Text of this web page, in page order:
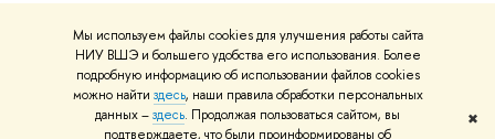
Мы используем файлы cookies для улучшения работы сайта
НИУ ВШЭ и большего удобства его использования. Более
подробную информацию об использовании файлов cookies
можно найти здесь, наши правила обработки персональных
данных –здесь. Продолжая пользоваться сайтом, вы
подтверждаете, что были проинформированы об
✖
Массовые открытые онлайн-курсы
© НИУ ВШЭ 1993–2026 Адреса и контактыУсловия
использования материаловПолитика конфиденциальности